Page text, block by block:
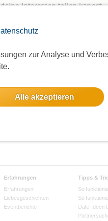
zur Analyse und
Alle akzeptieren
Interessen teilen kannst.
mache ich das?
Gruppe anlegen
Erfahrungen
Erfahrungen
Liebesgeschichten
Eventberichte
Tipps &
So
So
Date-Ideen